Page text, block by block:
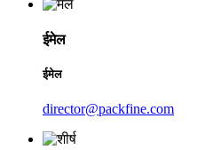
ईमेल
ईमेल
director@packfine.com